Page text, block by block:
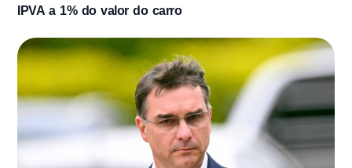
IPVA a 1% do valor do carro